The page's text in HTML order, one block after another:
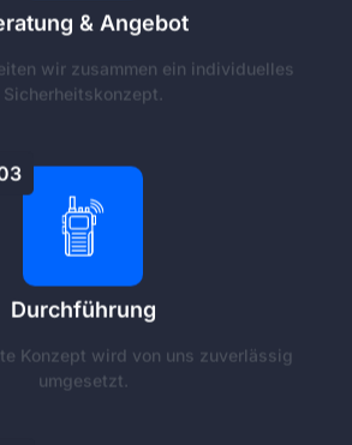
& Angebot
wir zusammen ein individuelles
Sicherheitskonzept.
Durchführung
Konzept wird von uns zuverlässig
umgesetzt.